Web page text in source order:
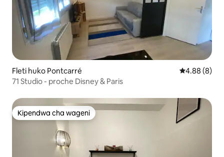
Fleti huko Pontcarré Ukadiriaji
4.88 (8)
71 Studio - proche Disney & Paris
Kipendwa cha wageni
Kipendwa cha wageni